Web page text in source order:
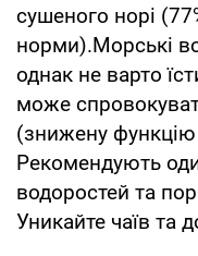
сушеного норі
норми).Морські
однак не варто
може
(знижену
Рекомендують
водоростей та
Уникайте чаїв та